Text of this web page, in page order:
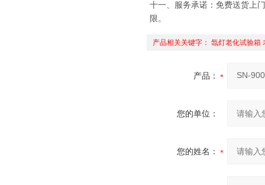
十一、服务承诺：免费送货上
限。
产品相关关键字： 氙灯老化试验箱
产品：
您的单位：
您的姓名：